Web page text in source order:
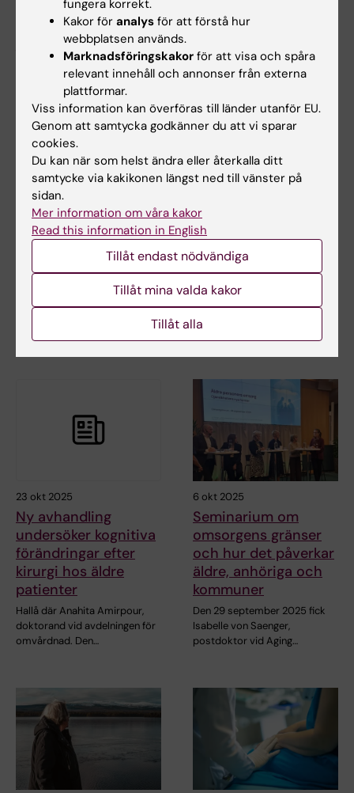
care and technology – a challenge for
patients and their caregivers
Lena Swedberg, Karolinska Institutet 2014,
ISBN: 978-91-7549-687-0
Tags
Omvårdnad
Uppdaterad av:
Webb Admin 2014-12-15
Dela
23 okt 2025
Ny avhandling
undersöker kognitiva
förändringar efter
kirurgi hos äldre
patienter
Hallå där Anahita Amirpour,
doktorand vid avdelningen för
omvårdnad. Den…
6 okt 2025
Seminarium om
omsorgens gränser
och hur det påverkar
äldre, anhöriga och
kommuner
Den 29 september 2025 fick
Isabelle von Saenger,
postdoktor vid Aging…
fungera korrekt.
Kakor för analys för att förstå hur
webbplatsen används.
Marknadsföringskakor för att visa och spåra
relevant innehåll och annonser från externa
plattformar.
Viss information kan överföras till länder utanför EU.
Genom att samtycka godkänner du att vi sparar
cookies.
Du kan när som helst ändra eller återkalla ditt
samtycke via kakikonen längst ned till vänster på
sidan.
Mer information om våra kakor
Read this information in English
Tillåt endast nödvändiga
Tillåt mina valda kakor
Tillåt alla